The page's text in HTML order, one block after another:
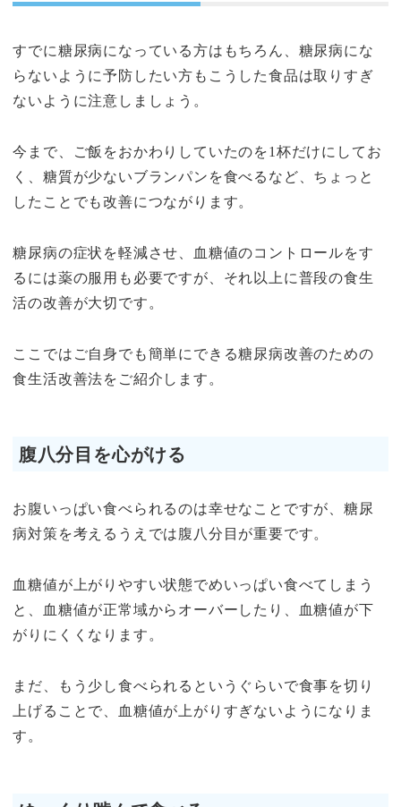
すでに糖尿病になっている方はもちろん、糖尿病にな
らないように予防したい方もこうした食品は取りすぎ
ないように注意しましょう。
今まで、ご飯をおかわりしていたのを1杯だけにしてお
く、糖質が少ないブランパンを食べるなど、ちょっと
したことでも改善につながります。
糖尿病の症状を軽減させ、血糖値のコントロールをす
るには薬の服用も必要ですが、それ以上に普段の食生
活の改善が大切です。
ここではご自身でも簡単にできる糖尿病改善のための
食生活改善法をご紹介します。
腹八分目を心がける
お腹いっぱい食べられるのは幸せなことですが、糖尿
病対策を考えるうえでは腹八分目が重要です。
血糖値が上がりやすい状態でめいっぱい食べてしまう
と、血糖値が正常域からオーバーしたり、血糖値が下
がりにくくなります。
まだ、もう少し食べられるというぐらいで食事を切り
上げることで、血糖値が上がりすぎないようになりま
す。